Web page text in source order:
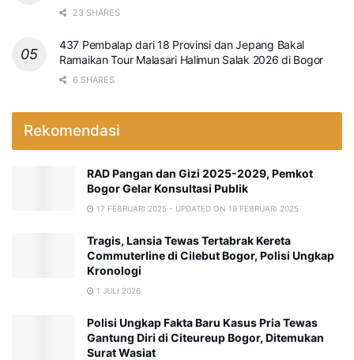
23 SHARES
437 Pembalap dari 18 Provinsi dan Jepang Bakal
Ramaikan Tour Malasari Halimun Salak 2026 di Bogor
6 SHARES
Rekomendasi
RAD Pangan dan Gizi 2025-2029, Pemkot
Bogor Gelar Konsultasi Publik
17 FEBRUARI 2025 - UPDATED ON 19 FEBRUARI 2025
Tragis, Lansia Tewas Tertabrak Kereta
Commuterline di Cilebut Bogor, Polisi Ungkap
Kronologi
1 JULI 2026
Polisi Ungkap Fakta Baru Kasus Pria Tewas
Gantung Diri di Citeureup Bogor, Ditemukan
Surat Wasiat